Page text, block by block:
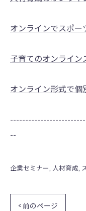
オンラインでスポー
子育てのオンライン
オンライン形式で個
--
企業セミナー 人材育成
< 前のページ